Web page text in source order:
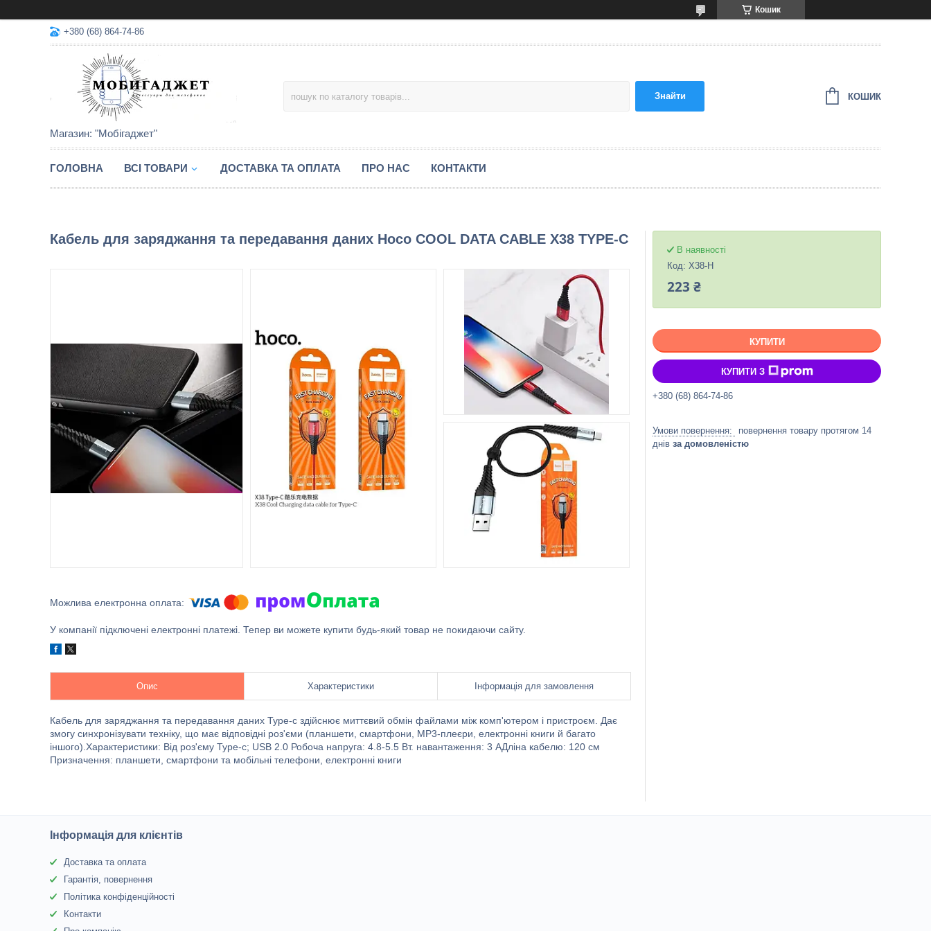
Кошик
+380 (68) 864-74-86
Магазин: "Мобігаджет"
Знайти КОШИК
ГОЛОВНА ВСІ ТОВАРИ ДОСТАВКА ТА ОПЛАТА ПРО НАС КОНТАКТИ
Кабель для заряджання та передавання даних Hoco COOL DATA CABLE X38 TYPE-C
У компанії підключені електронні платежі. Тепер ви можете купити будь-який товар не покидаючи сайту.
Опис Характеристики Інформація для замовлення
Кабель для заряджання та передавання даних Type-c здійснює миттєвий обмін файлами між комп'ютером і пристроєм. Дає
змогу синхронізувати техніку, що має відповідні роз'єми (планшети, смартфони, MP3-плеєри, електронні книги й багато
іншого).Характеристики: Від роз'єму Type-c; USB 2.0 Робоча напруга: 4.8-5.5 Вт. навантаження: 3 АДліна кабелю: 120 см
Призначення: планшети, смартфони та мобільні телефони, електронні книги
В наявності
Код: X38-H
223 ₴
КУПИТИ
КУПИТИ З
+380 (68) 864-74-86
повернення товару протягом 14
днів за домовленістю
Інформація для клієнтів
Доставка та оплата
Гарантія, повернення
Політика конфіденційності
Контакти